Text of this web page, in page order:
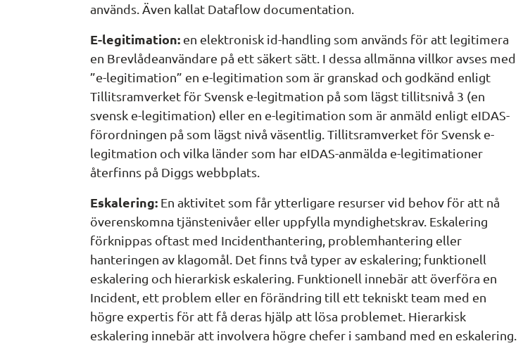
används. Även kallat Dataflow documentation.
E-legitimation: en elektronisk id-handling som används för att legitimera
en Brevlådeanvändare på ett säkert sätt. I dessa allmänna villkor avses med
”e-legitimation” en e-legitimation som är granskad och godkänd enligt
Tillitsramverket för Svensk e-legitmation på som lägst tillitsnivå 3 (en
svensk e-legitimation) eller en e-legitimation som är anmäld enligt eIDAS-
förordningen på som lägst nivå väsentlig. Tillitsramverket för Svensk e-
legitmation och vilka länder som har eIDAS-anmälda e-legitimationer
återfinns på Diggs webbplats.
Eskalering: En aktivitet som får ytterligare resurser vid behov för att nå
överenskomna tjänstenivåer eller uppfylla myndighetskrav. Eskalering
förknippas oftast med Incidenthantering, problemhantering eller
hanteringen av klagomål. Det finns två typer av eskalering; funktionell
eskalering och hierarkisk eskalering. Funktionell innebär att överföra en
Incident, ett problem eller en förändring till ett tekniskt team med en
högre expertis för att få deras hjälp att lösa problemet. Hierarkisk
eskalering innebär att involvera högre chefer i samband med en eskalering.